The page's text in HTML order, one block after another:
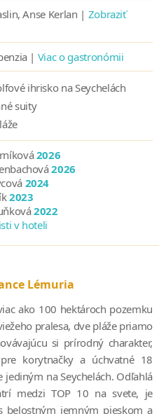
Anse Kerlan | Zobraziť
| Viac o gastronómii
ihrisko na Seychelách
suity
2026
2026
2024
2023
2022
v hoteli
Lémuria
ako 100 hektároch pozemku
pralesa, dve pláže priamo
si prírodný charakter,
korytnačky a úchvatné 18
na Seychelách. Odľahlá
medzi TOP 10 na svete, je
belostným jemným pieskom a